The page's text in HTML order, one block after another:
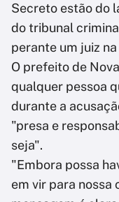
Secreto estão do
do tribunal
perante um juiz
O prefeito de
qualquer pessoa
durante a
"presa e
seja".
"Embora possa
em vir para nossa